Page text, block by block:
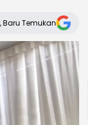
Baru Temukan